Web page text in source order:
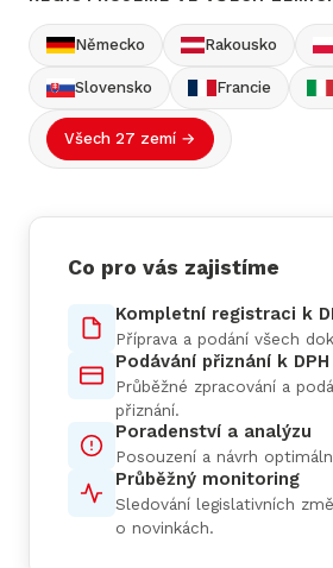
Německo Rakousko
Slovensko Francie
Všech 27 zemí →
Co pro vás zajistíme
Kompletní registraci k
Příprava a podání všech
Podávání přiznání k DPH
Průběžné zpracování a
přiznání.
Poradenství a analýzu
Posouzení a návrh
Průběžný monitoring
Sledování legislativních
o novinkách.